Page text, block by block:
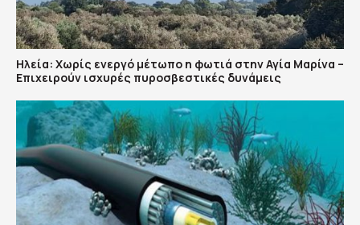
Ηλεία: Χωρίς ενεργό μέτωπο η φωτιά στην Αγία Μαρίνα –
Επιχειρούν ισχυρές πυροσβεστικές δυνάμεις